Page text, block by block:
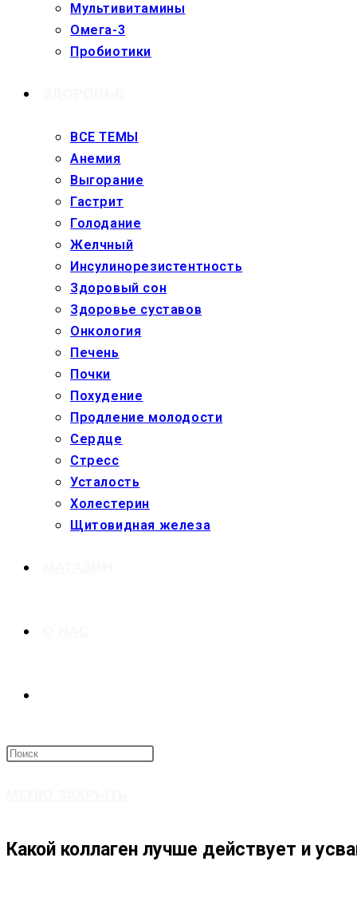
Мультивитамины
Омега-3
Пробиотики
ВСЕ ТЕМЫ
Анемия
Выгорание
Гастрит
Голодание
Желчный
Инсулинорезистентность
Здоровый сон
Здоровье суставов
Онкология
Печень
Почки
Похудение
Продление молодости
Сердце
Стресс
Усталость
Холестерин
Щитовидная железа
ПОИСК
Какой коллаген лучше действует и